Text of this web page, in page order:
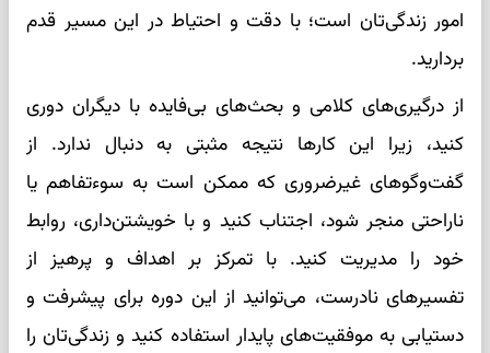
امور زندگی‌تان است؛ با دقت و احتیاط در این مسیر قدم
بردارید.
از درگیری‌های کلامی و بحث‌های بی‌فایده با دیگران دوری
کنید، زیرا این کارها نتیجه مثبتی به دنبال ندارد. از
گفت‌وگوهای غیرضروری که ممکن است به سوءتفاهم یا
ناراحتی منجر شود، اجتناب کنید و با خویشتن‌داری، روابط
خود را مدیریت کنید. با تمرکز بر اهداف و پرهیز از
تفسیرهای نادرست، می‌توانید از این دوره برای پیشرفت و
دستیابی به موفقیت‌های پایدار استفاده کنید و زندگی‌تان را